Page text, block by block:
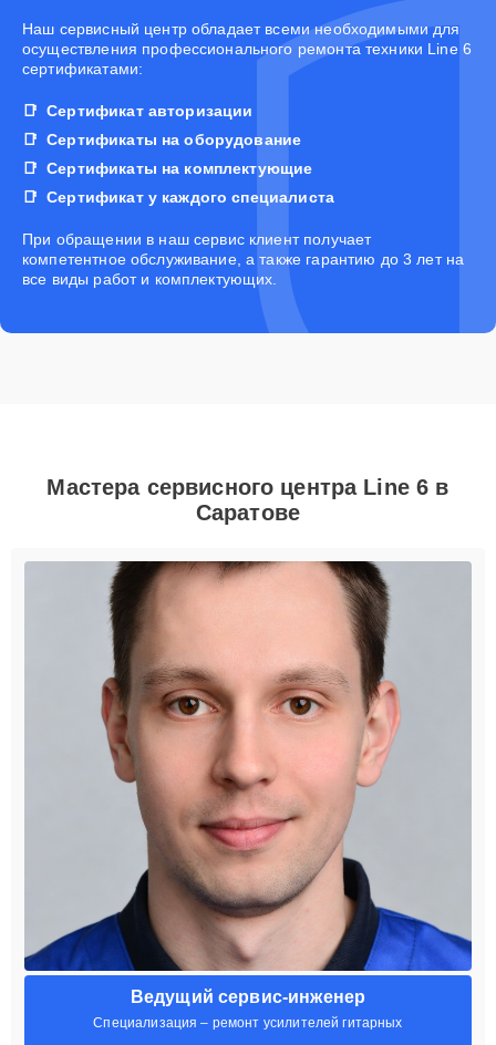
Наш сервисный центр обладает всеми необходимыми для
осуществления профессионального ремонта техники Line 6
сертификатами:
Сертификат авторизации
Сертификаты на оборудование
Сертификаты на комплектующие
Сертификат у каждого специалиста
При обращении в наш сервис клиент получает
компетентное обслуживание, а также гарантию до 3 лет на
все виды работ и комплектующих.
Мастера сервисного центра Line 6 в
Саратове
Ведущий сервис-инженер
Специализация – ремонт усилителей гитарных